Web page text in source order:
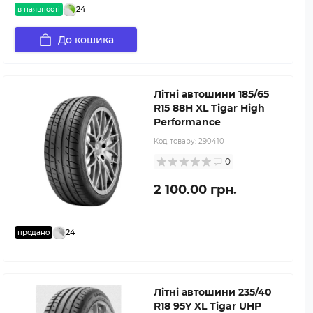
в наявності 24
До кошика
продано 24
Літні автошини 185/65
R15 88H XL Tigar High
Performance
Код товару: 290410
0
2 100.00 грн.
Літні автошини 235/40
R18 95Y XL Tigar UHP